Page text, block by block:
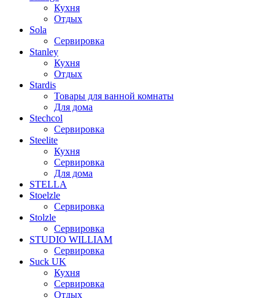
Кухня
Отдых
Sola
Сервировка
Stanley
Кухня
Отдых
Stardis
Товары для ванной комнаты
Для дома
Stechcol
Сервировка
Steelite
Кухня
Сервировка
Для дома
STELLA
Stoelzle
Сервировка
Stolzle
Сервировка
STUDIO WILLIAM
Сервировка
Suck UK
Кухня
Сервировка
Отдых